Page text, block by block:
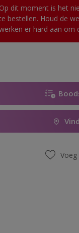
Op dit moment is het
bestellen. Houd de
er hard aan om